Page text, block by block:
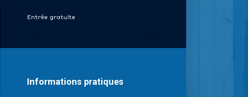
Entrée gratuite
Informations pratiques